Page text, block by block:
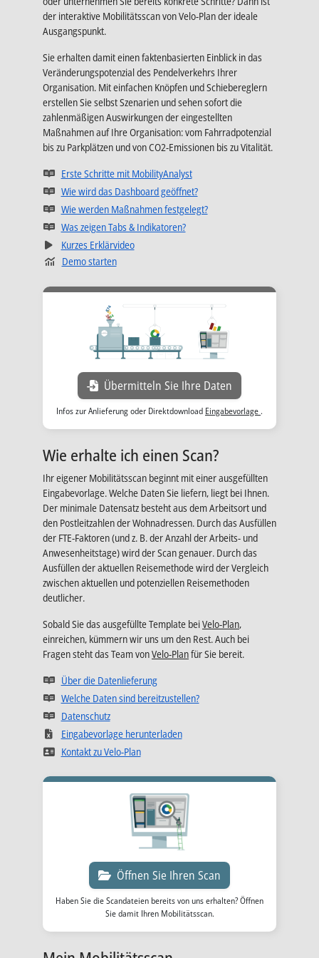
der interaktive Mobilitätsscan von Velo-Plan der ideale
Ausgangspunkt.
Sie erhalten damit einen faktenbasierten Einblick in das
Veränderungspotenzial des Pendelverkehrs Ihrer
Organisation. Mit einfachen Knöpfen und Schiebereglern
erstellen Sie selbst Szenarien und sehen sofort die
zahlenmäßigen Auswirkungen der eingestellten
Maßnahmen auf Ihre Organisation: vom Fahrradpotenzial
bis zu Parkplätzen und von CO2-Emissionen bis zu Vitalität.
Erste Schritte mit MobilityAnalystWird in einer neuen
Wie wird das Dashboard geöffnet?Wird in einer neuen
Wie werden Maßnahmen festgelegt?Wird in einer neuen
Was zeigen Tabs & Indikatoren?Wird in einer neuen
Kurzes ErklärvideoWird in einer neuen Registerkarte geöffnet
Demo starten
Übermitteln Sie Ihre Daten
Infos zur Anlieferung oder Direktdownload Eingabevorlage Wird in einer
.
Wie erhalte ich einen Scan?
Ihr eigener Mobilitätsscan beginnt mit einer ausgefüllten
Eingabevorlage. Welche Daten Sie liefern, liegt bei Ihnen.
Der minimale Datensatz besteht aus dem Arbeitsort und
den Postleitzahlen der Wohnadressen. Durch das Ausfüllen
der FTE-Faktoren (und z. B. der Anzahl der Arbeits- und
Anwesenheitstage) wird der Scan genauer. Durch das
Ausfüllen der aktuellen Reisemethode wird der Vergleich
zwischen aktuellen und potenziellen Reisemethoden
deutlicher.
Sobald Sie das ausgefüllte Template beiVelo-Plan,
einreichen, kümmern wir uns um den Rest. Auch bei
Fragen steht das Team vonVelo-Planfür Sie bereit.
Über die DatenlieferungWird in einer neuen Registerkarte
Welche Daten sind bereitzustellen?Wird in einer neuen
DatenschutzWird in einer neuen Registerkarte geöffnet
Eingabevorlage herunterladenWird in einer neuen Registerkarte
Kontakt zu Velo-PlanWird in einer neuen Registerkarte geöffnet
Öffnen Sie Ihren Scan
Haben Sie die Scandateien bereits von uns erhalten? Öffnen
Sie damit Ihren Mobilitätsscan.